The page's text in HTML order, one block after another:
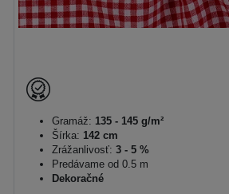
Gramáž: 135 - 145 g/m²
Šírka: 142 cm
Zrážanlivosť: 3 - 5 %
Predávame od 0.5 m
Dekoračné